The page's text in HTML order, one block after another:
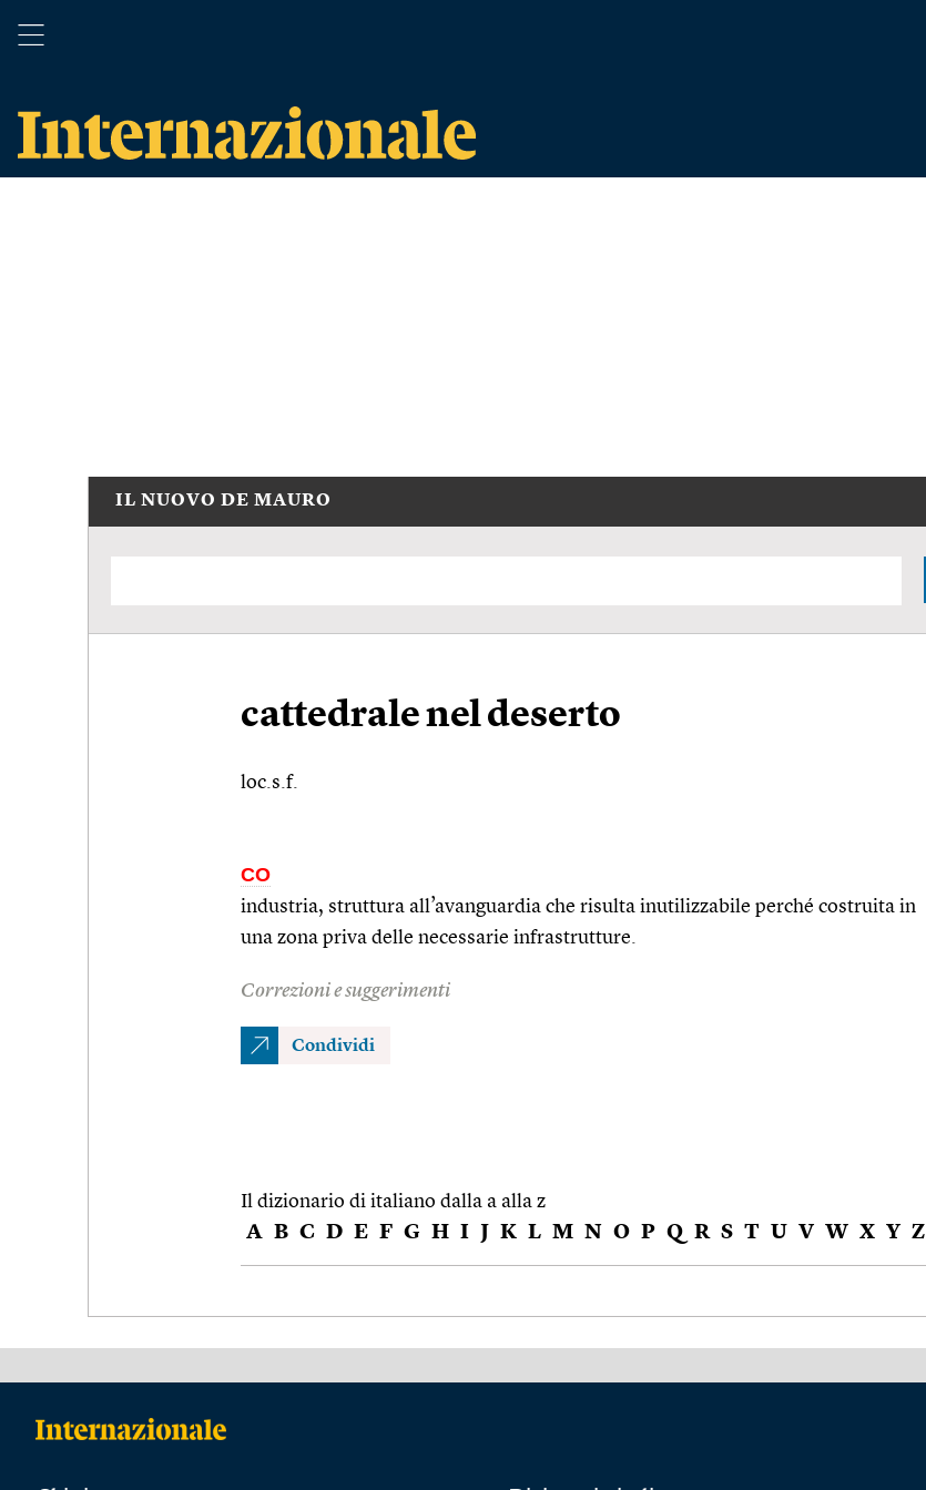
IL NUOVO DE MAURO
cattedrale nel deserto
loc.s.f.
CO
industria, struttura all’avanguardia che risulta inutilizzabile perché costruita in
una zona priva delle necessarie infrastrutture.
Correzioni e suggerimenti
Condividi
Il dizionario di italiano dalla a alla z
A B C D E F G H I J K L M N O P Q R S T U V W X Y Z